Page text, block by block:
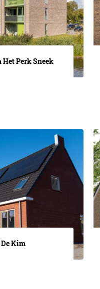
Perk Sneek
Kim